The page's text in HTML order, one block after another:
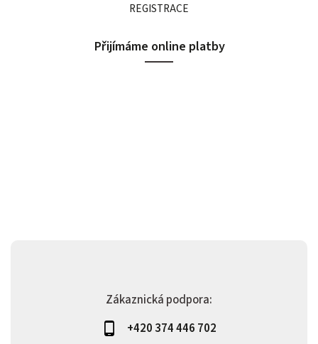
Zákaznická podpora:
+420 374 446 702
REGISTRACE
Přijímáme online platby